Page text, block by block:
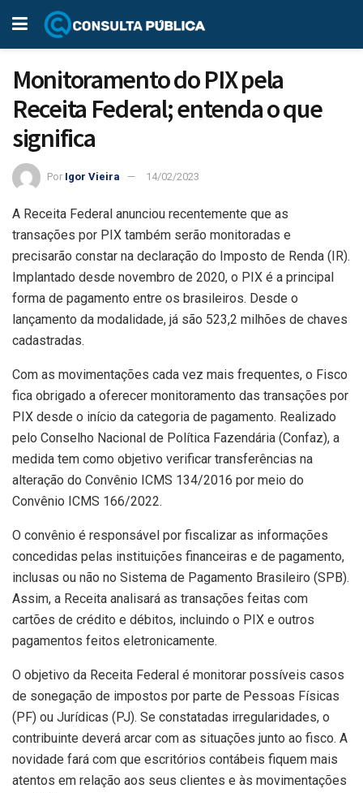
Monitoramento do PIX pela
Receita Federal; entenda o que
significa
Por Igor Vieira 14/02/2023
A Receita Federal anunciou recentemente que as
transações por PIX também serão monitoradas e
precisarão constar na declaração do Imposto de Renda (IR).
Implantado desde novembro de 2020, o PIX é a principal
forma de pagamento entre os brasileiros. Desde o
lançamento da modalidade, já são 523,2 milhões de chaves
cadastradas.
Com as movimentações cada vez mais frequentes, o Fisco
fica obrigado a oferecer monitoramento das transações por
PIX desde o início da categoria de pagamento. Realizado
pelo Conselho Nacional de Política Fazendária (Confaz), a
medida tem como objetivo verificar transferências na
alteração do Convênio ICMS 134/2016 por meio do
Convênio ICMS 166/2022.
O convênio é responsável por fiscalizar as informações
concedidas pelas instituições financeiras e de pagamento,
inclusas ou não no Sistema de Pagamento Brasileiro (SPB).
Assim, a Receita analisará as transações feitas com
cartões de crédito e débitos, incluindo o PIX e outros
pagamentos feitos eletronicamente.
O objetivo da Receita Federal é monitorar possíveis casos
de sonegação de impostos por parte de Pessoas Físicas
(PF) ou Jurídicas (PJ). Se constatadas irregularidades, o
contribuinte deverá arcar com as situações junto ao fisco. A
novidade fará com que escritórios contábeis fiquem mais
atentos em relação aos seus clientes e às movimentações